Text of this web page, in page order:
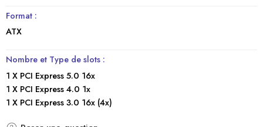
Format :
ATX
Nombre et Type de slots :
1 X PCI Express 5.0 16x
1 X PCI Express 4.0 1x
1 X PCI Express 3.0 16x (4x)